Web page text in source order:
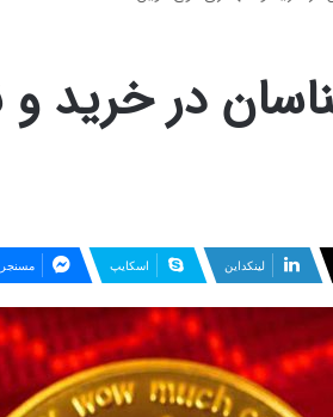
در خرید
لینکداین اسکایپ مسنجر